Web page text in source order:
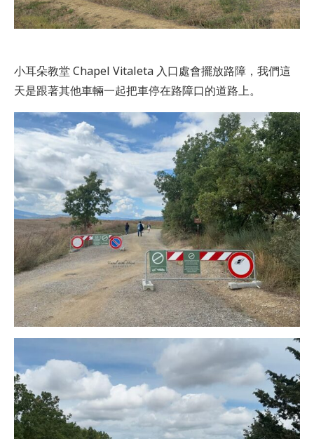
小耳朵教堂 Chapel Vitaleta 入口處會擺放路障，我們這
天是跟著其他車輛一起把車停在路障口的道路上。